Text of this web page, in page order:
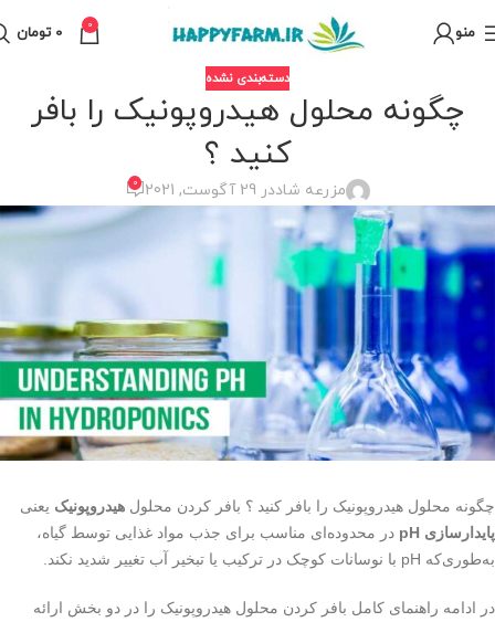
منو 0
0 تومان
دسته‌بندی نشده
چگونه محلول هیدروپونیک را بافر
کنید ؟
مزرعه شاددر 29 آگوست, 2021 0
چگونه محلول هیدروپونیک را بافر کنید ؟ بافر کردن محلول هیدروپونیک یعنی
پایدارسازی pH
در محدوده‌ای مناسب برای جذب مواد غذایی توسط گیاه،
به‌طوری‌که pH با نوسانات کوچک در ترکیب یا تبخیر آب تغییر شدید نکند.
در ادامه راهنمای کامل بافر کردن محلول هیدروپونیک را در دو بخش ارائه